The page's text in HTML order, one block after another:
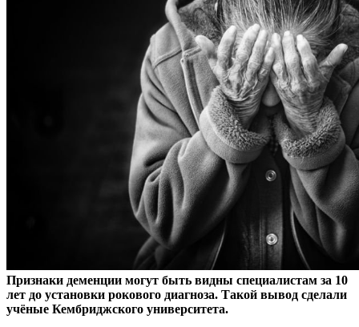
Признаки деменции могут быть видны специалистам за 10
лет до установки рокового диагноза. Такой вывод сделали
учёные Кембриджского университета.